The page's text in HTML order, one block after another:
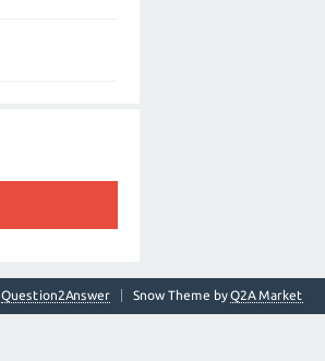
Snow Theme byQ2A Market
Question2Answer